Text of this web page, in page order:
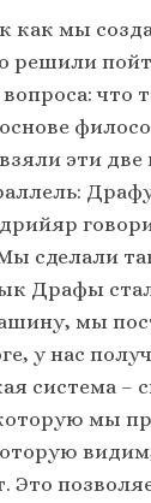
как мы
решили
что
эти
сделали
Драфы
мы
у нас
система –
мы
видим,
Это